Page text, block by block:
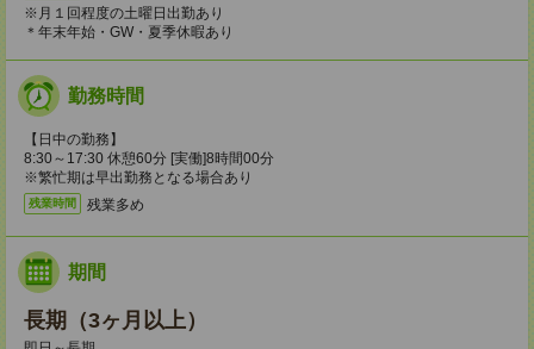
※月１回程度の土曜日出勤あり
＊年末年始・GW・夏季休暇あり
勤務時間
【日中の勤務】
8:30～17:30 休憩60分 [実働]8時間00分
※繁忙期は早出勤務となる場合あり
残業時間 残業多め
期間
長期（3ヶ月以上）